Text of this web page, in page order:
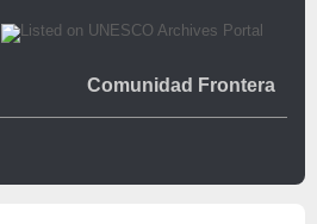
Comunidad Frontera